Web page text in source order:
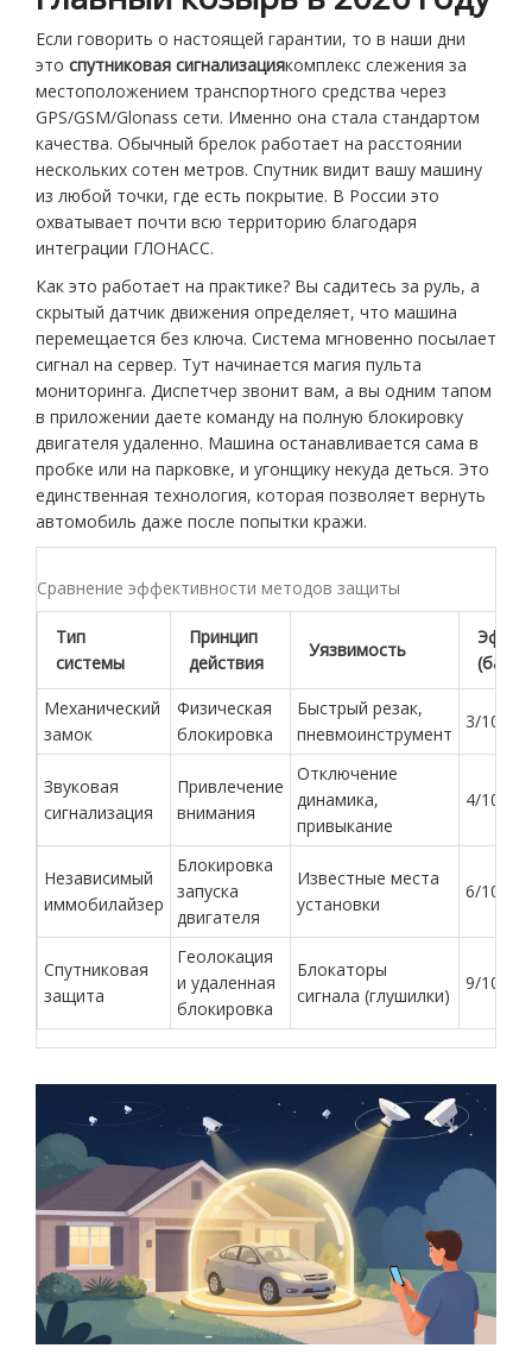
Если говорить о настоящей гарантии, то в наши дни
это спутниковая сигнализациякомплекс слежения за
местоположением транспортного средства через
GPS/GSM/Glonass сети. Именно она стала стандартом
качества. Обычный брелок работает на расстоянии
нескольких сотен метров. Спутник видит вашу машину
из любой точки, где есть покрытие. В России это
охватывает почти всю территорию благодаря
интеграции ГЛОНАСС.
Как это работает на практике? Вы садитесь за руль, а
скрытый датчик движения определяет, что машина
перемещается без ключа. Система мгновенно посылает
сигнал на сервер. Тут начинается магия пульта
мониторинга. Диспетчер звонит вам, а вы одним тапом
в приложении даете команду на полную блокировку
двигателя удаленно. Машина останавливается сама в
пробке или на парковке, и угонщику некуда деться. Это
единственная технология, которая позволяет вернуть
автомобиль даже после попытки кражи.
Сравнение эффективности методов защиты
Тип
системы
Принцип
действия
Уязвимость
Механический
замок
Физическая
блокировка
Быстрый резак,
пневмоинструмент
3/10
Звуковая
сигнализация
Привлечение
внимания
Отключение
динамика,
привыкание
4/10
Независимый
иммобилайзер
Блокировка
запуска
двигателя
Известные места
установки
6/10
Спутниковая
защита
Геолокация
и удаленная
блокировка
Блокаторы
сигнала (глушилки)
9/10